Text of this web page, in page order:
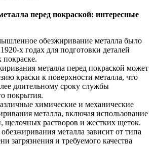
перед покраской: интересные
обезжиривание металла было
х годах для подготовки деталей
покраске.
металла перед покраской может
краски к поверхности металла, что
длительному сроку службы
покрытия.
химические и механические
металла, включая использование
щелочных растворов и жестких щеток.
металла зависит от типа
загрязнения и требуемого качества